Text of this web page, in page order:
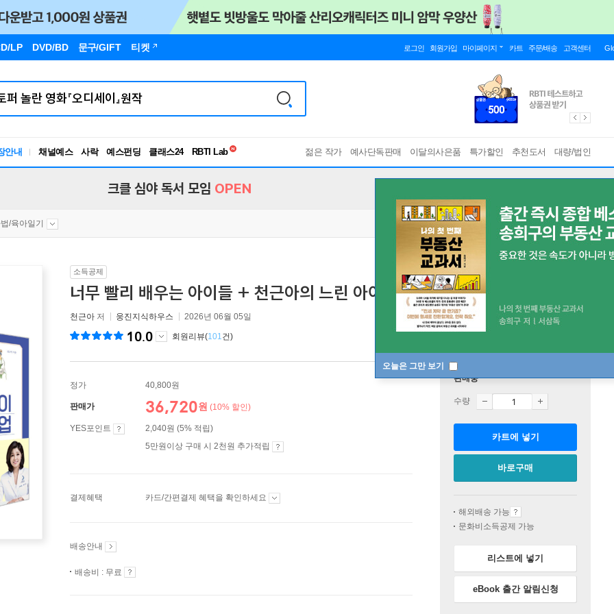
LP DVD/BD 문구/GIFT 티켓 로그인 회원가입 마이페이지 카트 주문/배송 고객센터
안내 채널예스 사락 예스펀딩 클래스24
RBTI Lab
독서유형검사
젊은 작가 예사단독판매 이달의사은품 특가할인 추천도서 대량/법인
오늘은 그만 보기
크클 심야 독서 모임 OPEN
/육아일기
소득공제
너무 빨리 배우는 아이들 + 천근아의 느린 아이 부모 수업 세트
천근아 저 웅진지식하우스 2026년 06월 05일
10.0 회원리뷰(101건)
정가 40,800원
판매가 36,720원 (10% 할인)
YES포인트
2,040원 (5% 적립)
5만원이상 구매 시 2천원 추가적립
결제혜택 카드/간편결제 혜택을 확인하세요
배송안내
배송비 : 무료
판매중
수량
카트에 넣기
바로구매
해외배송 가능
문화비소득공제 가능
리스트에 넣기
eBook 출간 알림신청